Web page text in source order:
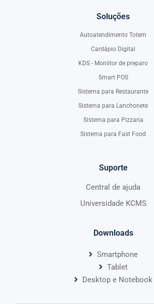
Soluções
Autoatendimento Totem
Cardápio Digital
KDS - Moniitor de preparo
Smart POS
Sistema para Restaurante
Sistema para Lanchonete
Sistema para Pizzaria
Sistema para Fast Food
Suporte
Central de ajuda
Universidade KCMS
Downloads
Smartphone
Tablet
Desktop e Notebook